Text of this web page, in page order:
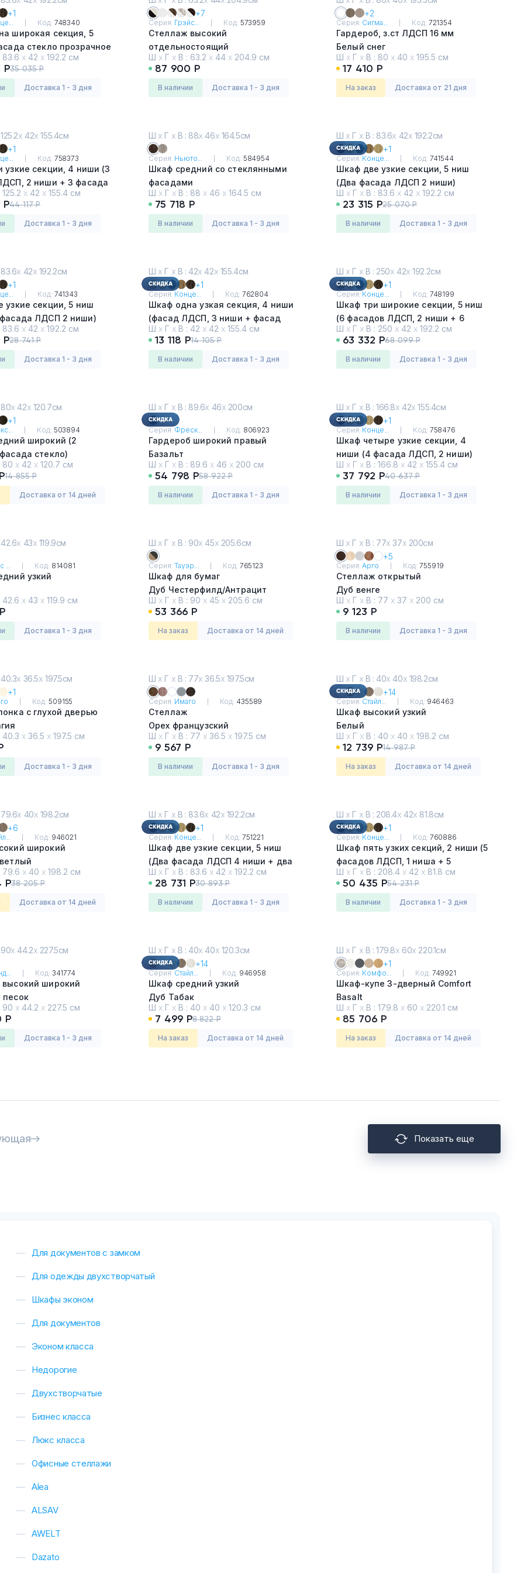
+1
Код: 748340
широкая секция, 5
стекло прозрачное
ниш)
- Черный
83.6 х 42 х 192.2 см
Р35 035 Р
Доставка 1 - 3 дня
+7
Серия: Грэйс... Код: 573959
Стеллаж высокий
отдельностоящий
Дуб Линдберг Темный - Серый
Шелк
Ш х Г х В : 63.2 х 44 х 204.9 см
87 900 Р
в наличии Доставка 1 - 3 дня
+2
Серия: Сигма... Код: 721354
Гардероб, з.ст ЛДСП 16 мм
Белый снег
Ш х Г х В : 80 х 40 х 195.5 см
17 410 Р
На заказ Доставка от 21 дня
х 42х 155.4см
+1
Код: 758373
узкие секции, 4 ниши (3
3 фасада
в раме, 1
- Белый
125.2 х 42 х 155.4 см
Р44 117 Р
Доставка 1 - 3 дня
Ш х Г х В : 88х 46х 164.5см
Серия: Ньюто... Код: 584954
Шкаф средний со стеклянными
фасадами
орех Ондо MS
Ш х Г х В : 88 х 46 х 164.5 см
75 718 Р
в наличии Доставка 1 - 3 дня
Ш х Г х В : 83.6х 42х 192.2см
+1
Серия: Конце... Код: 741544
Шкаф две узкие секции, 5 ниш
(Два фасада ЛДСП 2 ниши)
Дуб Мали - Черный
Ш х Г х В : 83.6 х 42 х 192.2 см
23 315 Р25 070 Р
в наличии Доставка 1 - 3 дня
х 42х 192.2см
+1
Код: 741343
узкие секции, 5 ниш
(Четыре фасада ЛДСП 2 ниши)
- Белый
83.6 х 42 х 192.2 см
Р28 741 Р
Доставка 1 - 3 дня
Ш х Г х В : 42х 42х 155.4см
+1
Серия: Конце... Код: 762804
Шкаф одна узкая секция, 4 ниши
(фасад ЛДСП, 3 ниши + фасад
ЛДСП, 1 нишу)
Дуб Винченцо - Черный
Ш х Г х В : 42 х 42 х 155.4 см
13 118 Р14 105 Р
в наличии Доставка 1 - 3 дня
Ш х Г х В : 250х 42х 192.2см
+1
Серия: Конце... Код: 748199
Шкаф три широкие секции, 5 ниш
(6 фасадов ЛДСП, 2 ниши + 6
фасадов ЛДСП, 2 ниши)
Сандал Янтарный - Белый
Ш х Г х В : 250 х 42 х 192.2 см
63 332 Р68 099 Р
в наличии Доставка 1 - 3 дня
80х 42х 120.7см
+1
Код: 503894
широкий (2
стекло)
80 х 42 х 120.7 см
14 855 Р
Доставка от 14 дней
Ш х Г х В : 89.6х 46х 200см
Серия: Фреск... Код: 806923
Гардероб широкий правый
Базальт
Ш х Г х В : 89.6 х 46 х 200 см
54 798 Р58 922 Р
в наличии Доставка 1 - 3 дня
Ш х Г х В : 166.8х 42х 155.4см
+1
Серия: Конце... Код: 758476
Шкаф четыре узкие секции, 4
ниши (4 фасада ЛДСП, 2 ниши)
Дуб Мали - Белый
Ш х Г х В : 166.8 х 42 х 155.4 см
37 792 Р40 637 Р
в наличии Доставка 1 - 3 дня
х 43х 119.9см
... Код: 814081
узкий
42.6 х 43 х 119.9 см
Доставка 1 - 3 дня
Ш х Г х В : 90х 45х 205.6см
Серия:Тауэр... Код: 765123
Шкаф для бумаг
Дуб Честерфилд/Антрацит
Ш х Г х В : 90 х 45 х 205.6 см
53 366 Р
На заказ Доставка от 14 дней
Ш х Г х В : 77х 37х 200см
+5
Серия:Арго Код:755919
Стеллаж открытый
Дуб венге
Ш х Г х В : 77 х 37 х 200 см
9 123 Р
в наличии Доставка 1 - 3 дня
х 36.5х 197.5см
+1
Код: 509155
с глухой дверью
40.3 х 36.5 х 197.5 см
Доставка 1 - 3 дня
Ш х Г х В : 77х 36.5х 197.5см
Серия: Имаго Код: 435589
Стеллаж
Орех французский
Ш х Г х В : 77 х 36.5 х 197.5 см
9 567 Р
в наличии Доставка 1 - 3 дня
Ш х Г х В : 40х 40х 198.2см
+14
Серия: Стайл... Код: 946463
Шкаф высокий узкий
Белый
Ш х Г х В : 40 х 40 х 198.2 см
12 739 Р14 987 Р
На заказ Доставка от 14 дней
х 40х 198.2см
+6
Код: 946021
широкий
79.6 х 40 х 198.2 см
Р38 205 Р
Доставка от 14 дней
Ш х Г х В : 83.6х 42х 192.2см
+1
Серия: Конце... Код: 751221
Шкаф две узкие секции, 5 ниш
(Два фасада ЛДСП 4 ниши + два
фасада ЛДСП, 1 ниша)
Дуб Мали - Белый
Ш х Г х В : 83.6 х 42 х 192.2 см
28 731 Р30 893 Р
в наличии Доставка 1 - 3 дня
Ш х Г х В : 208.4х 42х 81.8см
+1
Серия: Конце... Код: 760886
Шкаф пять узких секций, 2 ниши (5
фасадов ЛДСП, 1 ниша + 5
фасадов стекло белое матовое в
раме, 1 ниша)
Дуб Мали - Белый
Ш х Г х В : 208.4 х 42 х 81.8 см
50 435 Р54 231 Р
в наличии Доставка 1 - 3 дня
90х 44.2х 227.5см
Код: 341774
широкий
90 х 44.2 х 227.5 см
Р
Доставка 1 - 3 дня
Ш х Г х В : 40х 40х 120.3см
+14
Серия: Стайл... Код: 946958
Шкаф средний узкий
Дуб Табак
Ш х Г х В : 40 х 40 х 120.3 см
7 499 Р8 822 Р
На заказ Доставка от 14 дней
Ш х Г х В : 179.8х 60х 220.1см
+1
Серия: Комфо... Код: 749921
Шкаф-купе 3-дверный Comfort
Basalt
Ш х Г х В : 179.8 х 60 х 220.1 см
85 706 Р
На заказ Доставка от 14 дней
Показать еще
Для документов с замком
Для одежды двухстворчатый
Шкафы эконом
Для документов
Эконом класса
Недорогие
Двухстворчатые
Бизнес класса
Люкс класса
Офисные стеллажи
Alea
ALSAV
AWELT
Dazato